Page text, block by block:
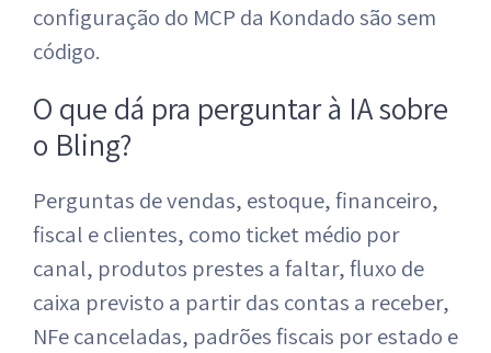
configuração do MCP da Kondado são sem
código.
O que dá pra perguntar à IA sobre
o Bling?
Perguntas de vendas, estoque, financeiro,
fiscal e clientes, como ticket médio por
canal, produtos prestes a faltar, fluxo de
caixa previsto a partir das contas a receber,
NFe canceladas, padrões fiscais por estado e